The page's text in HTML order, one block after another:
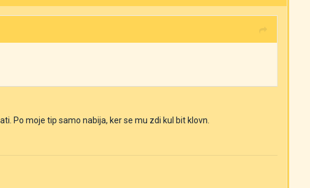
Po moje tip samo nabija, ker se mu zdi kul bit klovn.